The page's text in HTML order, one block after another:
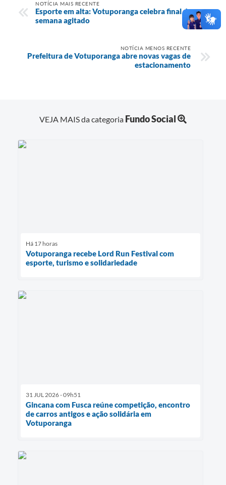
NOTÍCIA MAIS RECENTE
Esporte em alta: Votuporanga celebra final de
semana agitado
NOTÍCIA MENOS RECENTE
Prefeitura de Votuporanga abre novas vagas de
estacionamento
VEJA MAIS da categoria Fundo Social
Há 17 horas
Votuporanga recebe Lord Run Festival com
esporte, turismo e solidariedade
31 JUL 2026 - 09h51
Gincana com Fusca reúne competição, encontro
de carros antigos e ação solidária em
Votuporanga